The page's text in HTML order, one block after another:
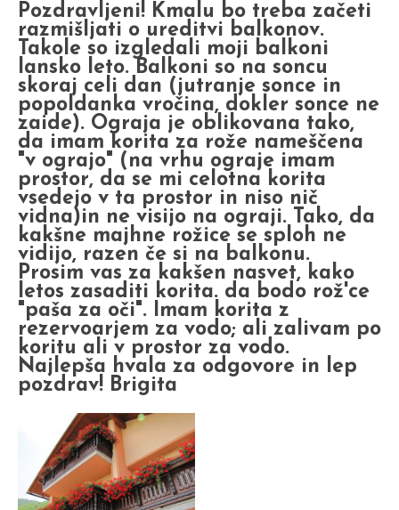
Pozdravljeni! Kmalu bo treba začeti
razmišljati o ureditvi balkonov.
Takole so izgledali moji balkoni
lansko leto. Balkoni so na soncu
skoraj celi dan (jutranje sonce in
popoldanka vročina, dokler sonce ne
zaide). Ograja je oblikovana tako,
da imam korita za rože nameščena
"v ograjo" (na vrhu ograje imam
prostor, da se mi celotna korita
vsedejo v ta prostor in niso nič
vidna)in ne visijo na ograji. Tako, da
kakšne majhne rožice se sploh ne
vidijo, razen če si na balkonu.
Prosim vas za kakšen nasvet, kako
letos zasaditi korita. da bodo rož'ce
"paša za oči". Imam korita z
rezervoarjem za vodo; ali zalivam po
koritu ali v prostor za vodo.
Najlepša hvala za odgovore in lep
pozdrav! Brigita